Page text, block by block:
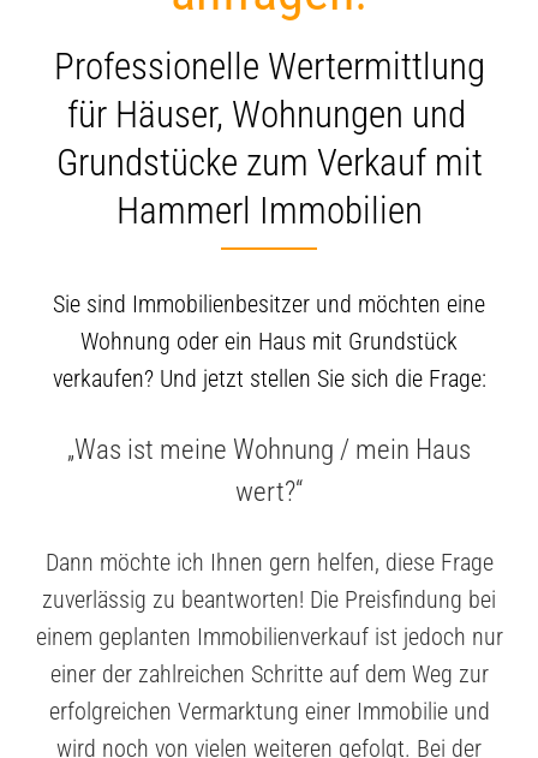
Professionelle Wertermittlung
für Häuser, Wohnungen und
Grundstücke zum Verkauf mit
Hammerl Immobilien
Sie sind Immobilienbesitzer und möchten eine
Wohnung oder ein Haus mit Grundstück
verkaufen? Und jetzt stellen Sie sich die Frage:
„Was ist meine Wohnung / mein Haus
wert?“
Dann möchte ich Ihnen gern helfen, diese Frage
zuverlässig zu beantworten! Die Preisfindung bei
einem geplanten Immobilienverkauf ist jedoch nur
einer der zahlreichen Schritte auf dem Weg zur
erfolgreichen Vermarktung einer Immobilie und
wird noch von vielen weiteren gefolgt. Bei der